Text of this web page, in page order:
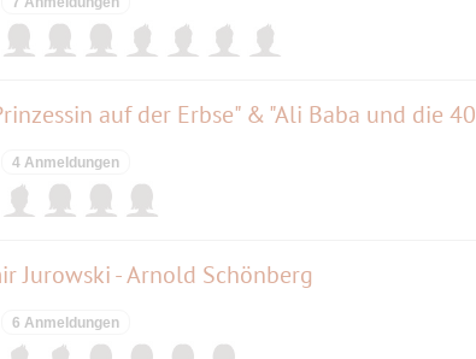
4 Anmeldungen
Jurowski - Arnold Schönberg
6 Anmeldungen